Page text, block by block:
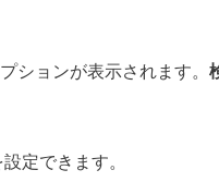
ションが表示されます。
定できます。